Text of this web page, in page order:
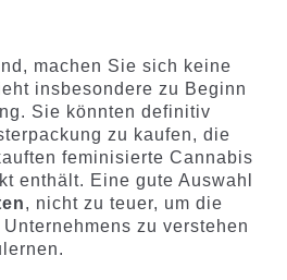
d auf
Kundenb
ewertung
en
machen Sie sich keine
insbesondere zu Beginn
Sie könnten definitiv
zu kaufen, die
feminisierte Cannabis
enthält. Eine gute Auswahl
, nicht zu teuer, um die
zu verstehen